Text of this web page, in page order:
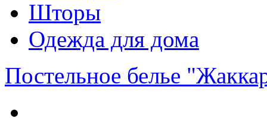
Шторы
Одежда для дома
Постельное белье